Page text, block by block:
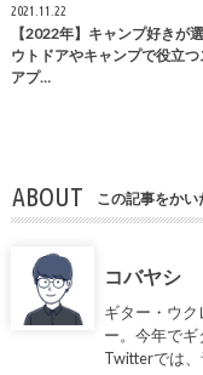
2021.11.22
【2022年】キャンプ好きが
ウトドアやキャンプで役立
アプ…
ABOUT この記事をかい
コバヤシ
ギター・ウ
ー。今年でギ
Twitterでは